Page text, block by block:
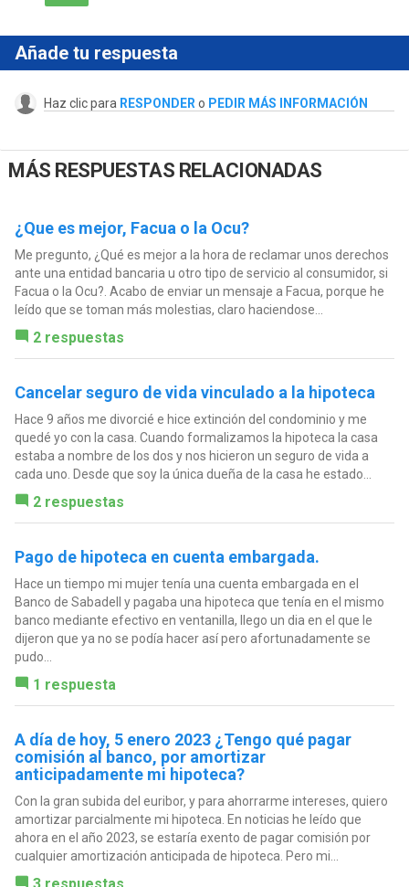
Añade tu respuesta
Haz clic para RESPONDER o PEDIR MÁS INFORMACIÓN
MÁS RESPUESTAS RELACIONADAS
¿Que es mejor, Facua o la Ocu?
Me pregunto, ¿Qué es mejor a la hora de reclamar unos derechos
ante una entidad bancaria u otro tipo de servicio al consumidor, si
Facua o la Ocu?. Acabo de enviar un mensaje a Facua, porque he
leído que se toman más molestias, claro haciendose...
2 respuestas
Cancelar seguro de vida vinculado a la hipoteca
Hace 9 años me divorcié e hice extinción del condominio y me
quedé yo con la casa. Cuando formalizamos la hipoteca la casa
estaba a nombre de los dos y nos hicieron un seguro de vida a
cada uno. Desde que soy la única dueña de la casa he estado...
2 respuestas
Pago de hipoteca en cuenta embargada.
Hace un tiempo mi mujer tenía una cuenta embargada en el
Banco de Sabadell y pagaba una hipoteca que tenía en el mismo
banco mediante efectivo en ventanilla, llego un dia en el que le
dijeron que ya no se podía hacer así pero afortunadamente se
pudo...
1 respuesta
A día de hoy, 5 enero 2023 ¿Tengo qué pagar
comisión al banco, por amortizar
anticipadamente mi hipoteca?
Con la gran subida del euribor, y para ahorrarme intereses, quiero
amortizar parcialmente mi hipoteca. En noticias he leído que
ahora en el año 2023, se estaría exento de pagar comisión por
cualquier amortización anticipada de hipoteca. Pero mi...